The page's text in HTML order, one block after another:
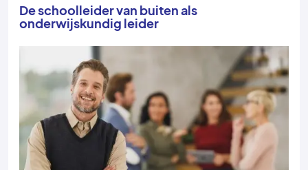
De schoolleider van buiten als
onderwijskundig leider